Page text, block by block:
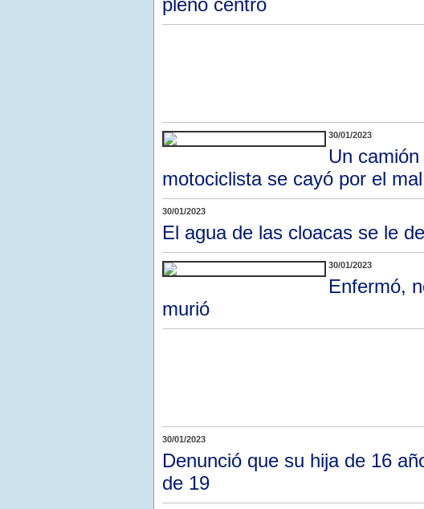
pleno centro
30/01/2023
Un
motociclista se cayó por el
30/01/2023
El agua de las cloacas se le
30/01/2023
Enfermó,
murió
30/01/2023
Denunció que su hija de 16
de 19